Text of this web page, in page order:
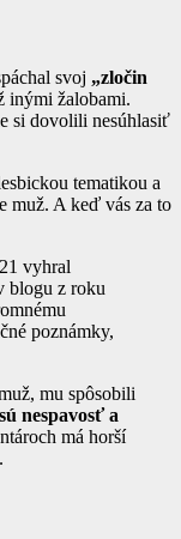
svoj „zločin
inými žalobami.
si dovolili nesúhlasiť
tematikou a
muž. A keď vás za to
vyhral
blogu z roku
poznámky,
mu spôsobili
nespavosť a
má horší